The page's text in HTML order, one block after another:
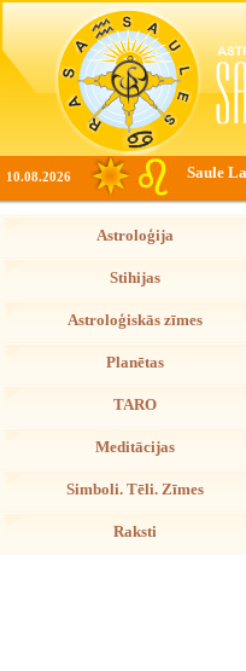
10.08.2026 Saule
Astroloģija
Stihijas
Astroloģiskās zīmes
Planētas
TARO
Meditācijas
Simboli. Tēli. Zīmes
Raksti